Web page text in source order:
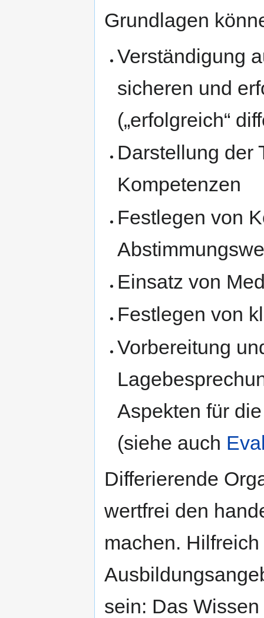
Grundlagen
Verständigung
sicheren und
(„erfolgreich“
Darstellung der
Kompetenzen
Festlegen von
Einsatz von
Festlegen von
Vorbereitung
Aspekten für
(siehe auch
Differierende
wertfrei den
machen.
sein: Das